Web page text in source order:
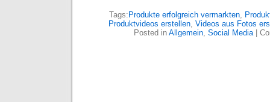
Tags: Produkte erfolgreich vermarkten,
Produktvideos erstellen, Videos aus Fotos
Posted in Allgemein, Social Media|